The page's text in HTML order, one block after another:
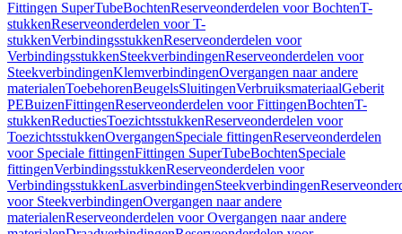
Fittingen SuperTubeBochtenReserveonderdelen voor BochtenT-
stukkenReserveonderdelen voor T-
stukkenVerbindingsstukkenReserveonderdelen voor
VerbindingsstukkenSteekverbindingenReserveonderdelen voor
SteekverbindingenKlemverbindingenOvergangen naar andere
materialenToebehorenBeugelsSluitingenVerbruiksmateriaalGeberit
PEBuizenFittingenReserveonderdelen voor FittingenBochtenT-
stukkenReductiesToezichtsstukkenReserveonderdelen voor
ToezichtsstukkenOvergangenSpeciale fittingenReserveonderdelen
voor Speciale fittingenFittingen SuperTubeBochtenSpeciale
fittingenVerbindingsstukkenReserveonderdelen voor
VerbindingsstukkenLasverbindingenSteekverbindingen
voor SteekverbindingenOvergangen naar andere
materialenReserveonderdelen voor Overgangen naar andere